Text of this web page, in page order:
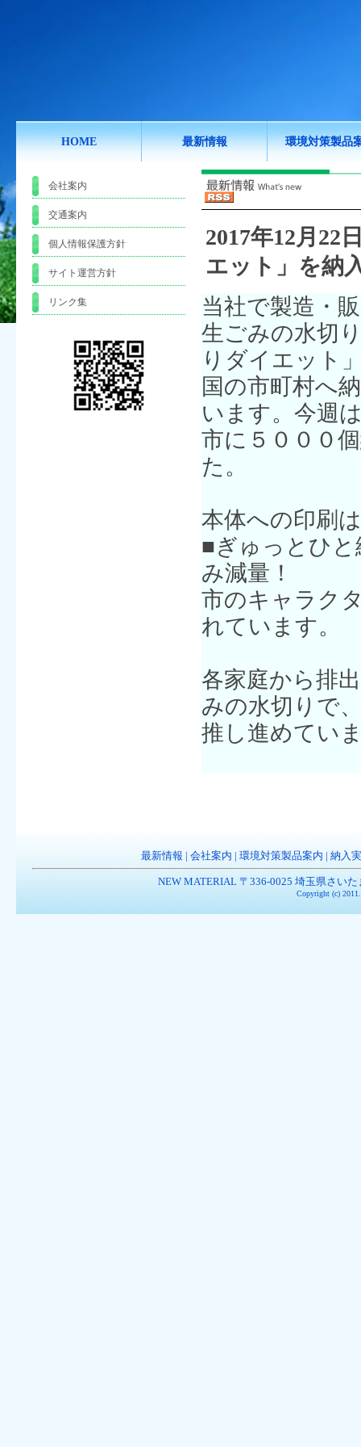
HOME 最新情報 環境対策製品
会社案内
交通案内
個人情報保護方針
サイト運営方針
リンク集
2017年12月22
エット」を納
当社で製造・
生ごみの水切
りダイエット
国の市町村へ
います。今週
市に５０００
た。
本体への印刷
■ぎゅっとひ
み減量！
市のキャラク
れています。
各家庭から排
みの水切りで
推し進めてい
最新情報 会社案内 環境対策製品案内 納入
NEW MATERIAL 〒336-0025 埼玉県さい
Copyright (c)